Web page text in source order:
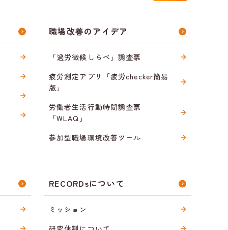
職場改善のアイデア
「過労徴候しらべ」調査票
疲労測定アプリ「疲労checker簡易
版」
労働者生活行動時間調査票
「WLAQ」
参加型職場環境改善ツール
RECORDsについて
ミッション